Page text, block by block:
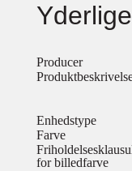
Producer
Enhedstype
Farve
for billedfarve